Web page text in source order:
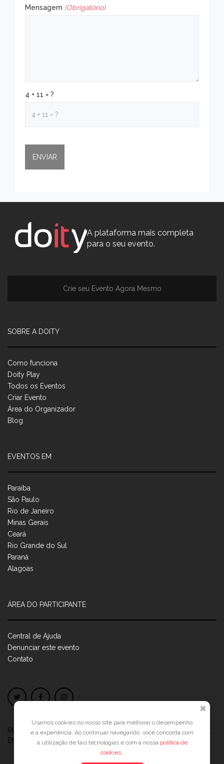
Mensagem (Obrigatório)
4 + 11 = ?
A plataforma mais completa
para o seu evento.
Crie seu Evento Agora Mesmo
SOBRE A DOITY
Como funciona
Doity Play
Todos os Eventos
Criar Evento
Área do Organizador
Blog
EVENTOS EM
Paraíba
São Paulo
Rio de Janeiro
Minas Gerais
Ceará
Rio Grande do Sul
Paraná
Alagoas
ÁREA DO PARTICIPANTE
Central de Ajuda
Denunciar este evento
Contato
RUA JOSÉ PONTES DE MAGALHÃES, 70JATIÚCA, MACEIÓ - AL
EMPRESARIAL JTR, ED. ÍTALIA, SALA 702
Usamos cookies no nosso site para melhorar o desempenho
e a experiência. Ao continuar navegando, você concorda com
a utilização de tais tecnologias e com a nossa política de
cookies .